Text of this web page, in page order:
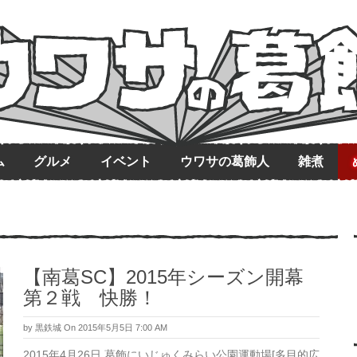
グルメ イベント ウワサの葛飾人 雑煮
【南葛SC】2015年シーズン開幕
第２戦 快勝！
by 黒鉄城 On 2015年5月5日 7:00 AM